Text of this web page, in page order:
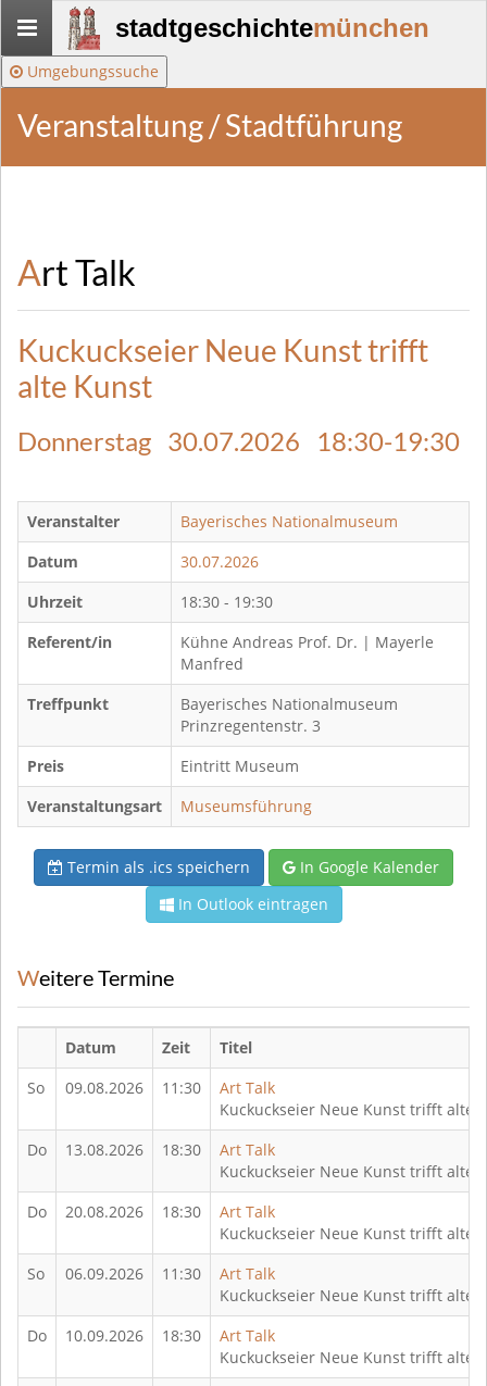
Stadtgeschichte-
München
stadtgeschichtemünchen
Umgebungssuche
Veranstaltung / Stadtführung
Art Talk
Kuckuckseier Neue Kunst trifft
alte Kunst
Donnerstag 30.07.2026 18:30-19:30
Veranstalter
Bayerisches Nationalmuseum
Datum
30.07.2026
Uhrzeit
18:30 - 19:30
Referent/in
Kühne Andreas Prof. Dr. | Mayerle
Manfred
Treffpunkt
Bayerisches Nationalmuseum
Prinzregentenstr. 3
Preis
Eintritt Museum
Veranstaltungsart
Museumsführung
Termin als .ics speichern
In Google Kalender
In Outlook eintragen
Weitere Termine
Datum Zeit
Titel
So
09.08.2026 11:30
Art Talk
Kuckuckseier Neue Kunst trifft alte
Do
13.08.2026 18:30
Art Talk
Kuckuckseier Neue Kunst trifft alte
Do
20.08.2026 18:30
Art Talk
Kuckuckseier Neue Kunst trifft alte
So
06.09.2026 11:30
Art Talk
Kuckuckseier Neue Kunst trifft alte
Do
10.09.2026 18:30
Art Talk
Kuckuckseier Neue Kunst trifft alte